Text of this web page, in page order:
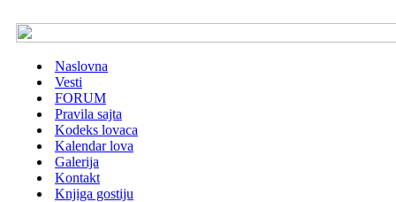
Naslovna
Vesti
FORUM
Pravila sajta
Kodeks lovaca
Kalendar lova
Galerija
Kontakt
Knjiga gostiju